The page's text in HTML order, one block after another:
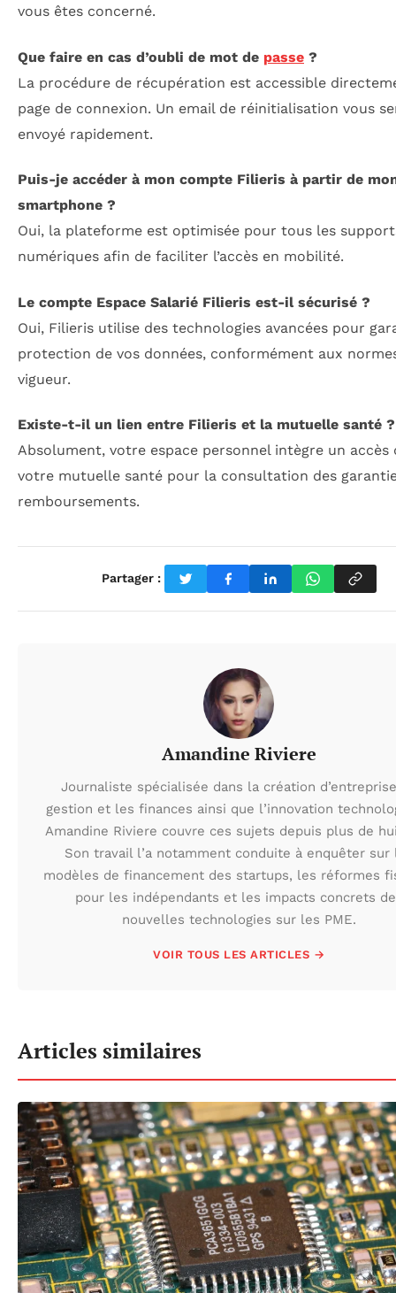
vous êtes concerné.
Que faire en cas d’oubli de mot de passe ?
La procédure de récupération est accessible
page de connexion. Un email de réinitialisation vous
envoyé rapidement.
Puis-je accéder à mon compte Filieris à partir de
smartphone ?
Oui, la plateforme est optimisée pour tous les
numériques afin de faciliter l’accès en mobilité.
Le compte Espace Salarié Filieris est-il sécurisé ?
Oui, Filieris utilise des technologies avancées pour
protection de vos données, conformément aux
vigueur.
Existe-t-il un lien entre Filieris et la mutuelle santé ?
Absolument, votre espace personnel intègre un accès
votre mutuelle santé pour la consultation des
remboursements.
Partager :
Amandine Riviere
Journaliste spécialisée dans la création
gestion et les finances ainsi que l’innovation
Amandine Riviere couvre ces sujets depuis plus de
Son travail l’a notamment conduite à enquêter sur
modèles de financement des startups, les réformes
pour les indépendants et les impacts concrets
nouvelles technologies sur les PME.
VOIR TOUS LES ARTICLES →
Articles similaires